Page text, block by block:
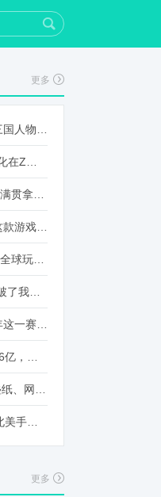
更多
更多